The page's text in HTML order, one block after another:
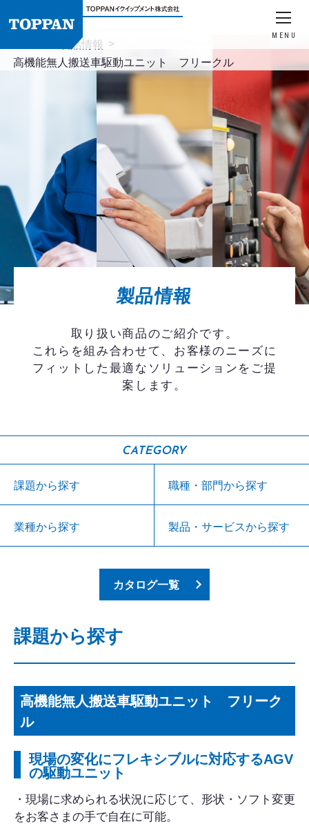
MENU
製品情報
高機能無人搬送車駆動ユニット フリークル
製品情報
取り扱い商品のご紹介です。
これらを組み合わせて、お客様のニーズに
フィットした最適なソリューションをご提
案します。
CATEGORY
課題から探す 職種・部門から探す
業種から探す 製品・サービスから探す
カタログ一覧
課題から探す
高機能無人搬送車駆動ユニット フリーク
ル
現場の変化にフレキシブルに対応するAGV
の駆動ユニット
・現場に求められる状況に応じて、形状・ソフト変更
をお客さまの手で自在に可能。